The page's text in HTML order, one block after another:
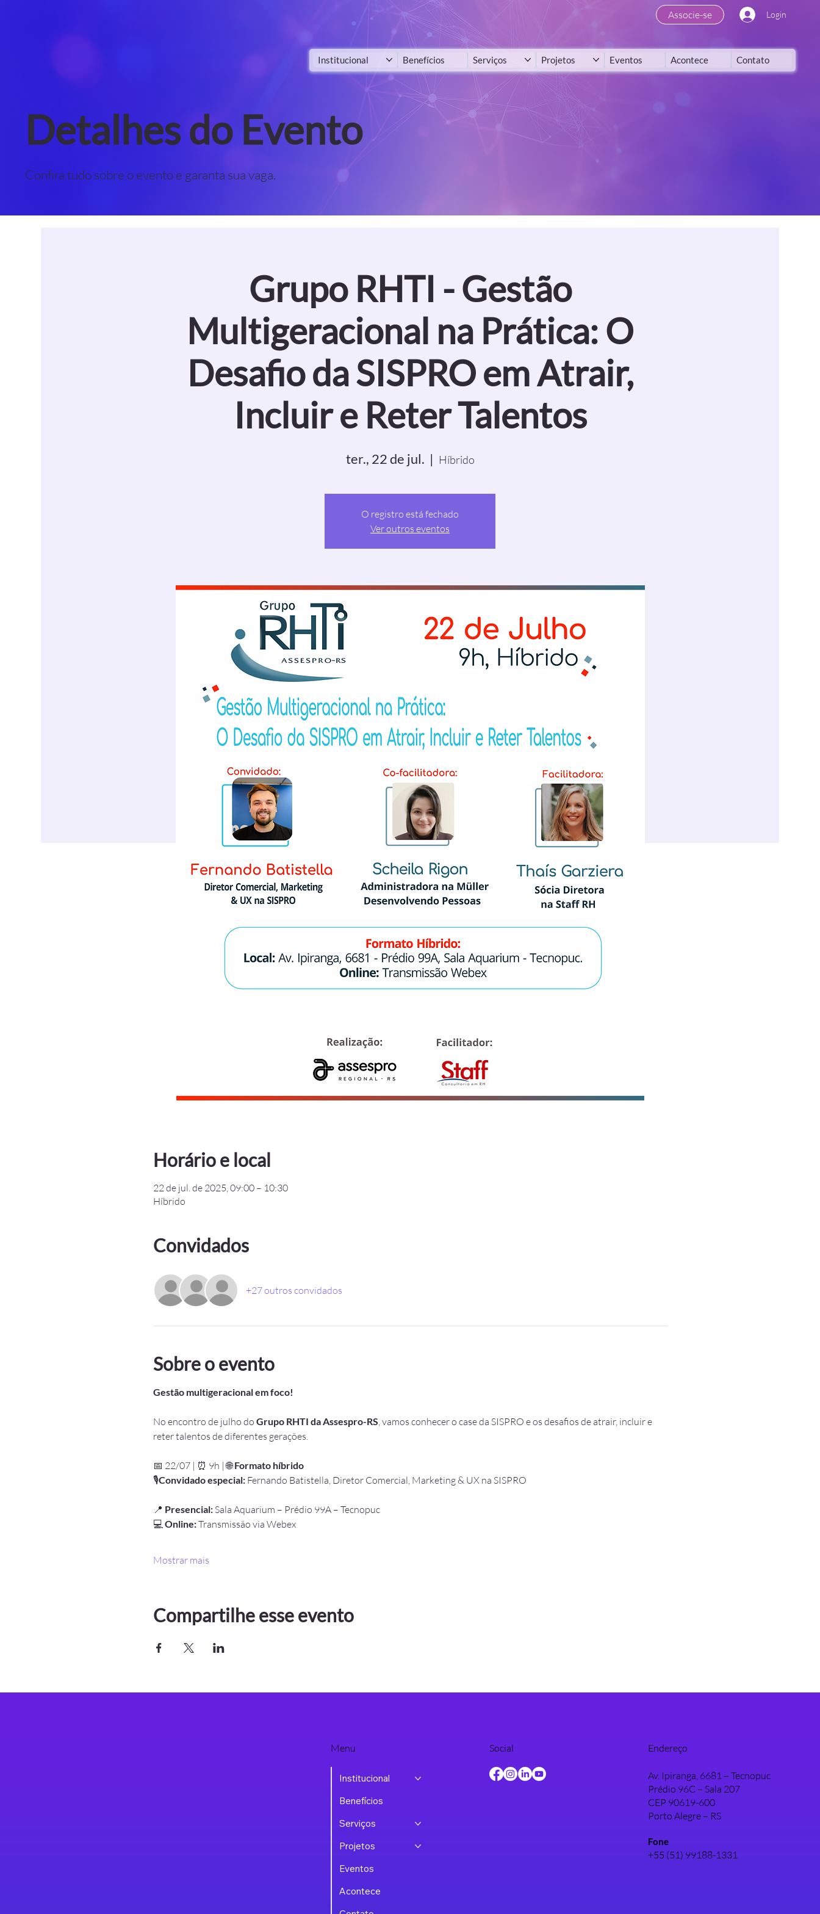
Associe-se Login
Institucional Benefícios Serviços Projetos Eventos Acontece Contato
Detalhes do Evento
Confira tudo sobre o evento e garanta sua vaga.
Grupo RHTI - Gestão
Multigeracional na Prática: O
Desafio da SISPRO em Atrair,
Incluir e Reter Talentos
ter., 22 de jul.
  |
Híbrido
O registro está fechado
Ver outros eventos
Horário e local
22 de jul. de 2025, 09:00 – 10:30
Híbrido
Convidados
+27 outros convidados
Sobre o evento
Gestão multigeracional em foco!
No encontro de julho do Grupo RHTI da Assespro-RS , vamos conhecer o case da SISPRO e os desafios de atrair, incluir e
reter talentos de diferentes gerações.
📅 22/07 | ⏰ 9h | 🌐 Formato híbrido
🎙Convidado especial: Fernando Batistella, Diretor Comercial, Marketing & UX na SISPRO
📍 Presencial: Sala Aquarium – Prédio 99A – Tecnopuc
💻 Online: Transmissão via Webex
Mostrar mais
Compartilhe esse evento
Menu
Institucional
Benefícios
Serviços
Projetos
Eventos
Acontece
Social Endereço
Av. Ipiranga, 6681 – Tecnopuc
Prédio 96C – Sala 207
CEP 90619-600
Porto Alegre – RS
Fone
+55 (51) 99188-1331